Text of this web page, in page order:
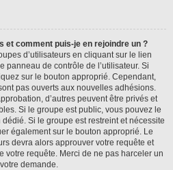
et comment puis-je en rejoindre un ?
d’utilisateurs en cliquant sur le lien
panneau de contrôle de l’utilisateur. Si
sur le bouton approprié. Cependant,
pas ouverts aux nouvelles adhésions.
d’autres peuvent être privés et
Si le groupe est public, vous pouvez le
Si le groupe est restreint et nécessite
également sur le bouton approprié. Le
devra alors approuver votre requête et
votre requête. Merci de ne pas harceler un
demande.